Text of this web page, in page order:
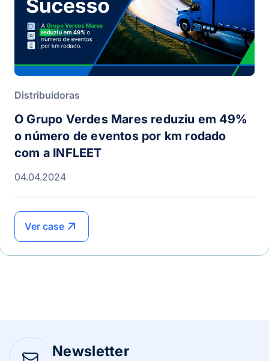
Distribuidoras
O Grupo Verdes Mares reduziu em 49%
o número de eventos por km rodado
com a INFLEET
04.04.2024
Ver case
Newsletter